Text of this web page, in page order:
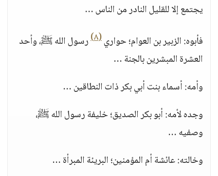
يجتمع إلا للقليل النادر من الناس …
فأبوه: الزبير بن العوام؛ حواري(٨)
رسول الله ﷺ، وأحد
العشرة المبشرين بالجنة …
وأمه: أسماء بنت أبي بكر ذات النطاقين …
وجده لأمه: أبو بكر الصديق؛ خليفة رسول الله ﷺ،
وصفيه …
وخالته: عائشة أم المؤمنين؛ البريئة المبرأة …